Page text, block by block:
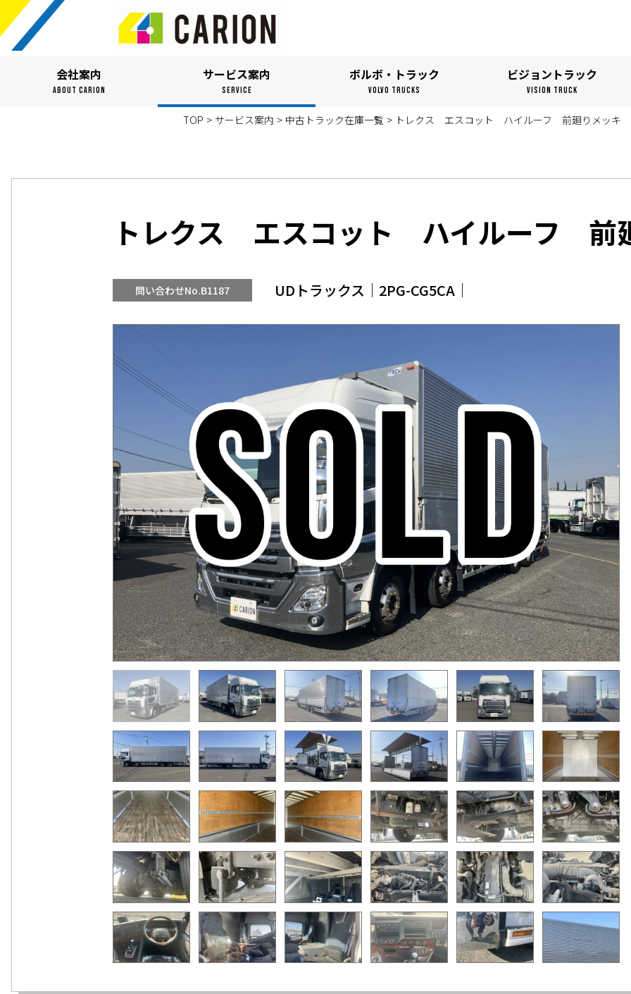
会社案内
ABOUT CARION
サービス案内
SERVICE
ボルボ・トラック
VOLVO TRUCKS
ビジョントラック
VISION TRUCK
TOP > サービス案内 > 中古トラック在庫一覧 > トレクス エスコット ハイルーフ 前廻りメッキ
トレクス エスコット ハイルーフ 前
問い合わせNo.B1187 UDトラックス│2PG-CG5CA│